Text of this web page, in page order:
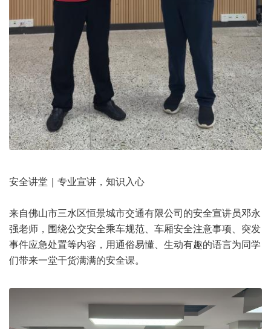
安全讲堂｜专业宣讲，知识入心
来自佛山市三水区恒景城市交通有限公司的安全宣讲员邓永
强老师，围绕公交安全乘车规范、车厢安全注意事项、突发
事件应急处置等内容，用通俗易懂、生动有趣的语言为同学
们带来一堂干货满满的安全课。